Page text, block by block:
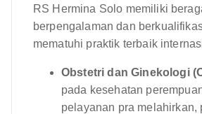
RS Hermina Solo memiliki
berpengalaman dan
mematuhi praktik terbaik
Obstetri dan Ginekologi
pada kesehatan
pelayanan pra